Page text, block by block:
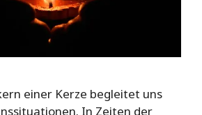
einer Kerze begleitet uns
In Zeiten der